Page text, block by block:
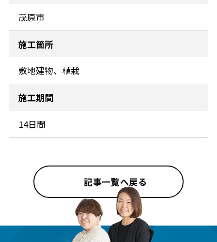
茂原市
施工箇所
敷地建物、植栽
施工期間
14日間
記事一覧へ戻る